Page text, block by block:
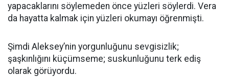
yapacaklarını söylemeden önce yüzleri söylerdi. Vera
da hayatta kalmak için yüzleri okumayı öğrenmişti.
Şimdi Aleksey’nin yorgunluğunu sevgisizlik;
şaşkınlığını küçümseme; suskunluğunu terk ediş
olarak görüyordu.